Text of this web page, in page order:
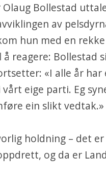
Bollestad
av
hun med en
reagere: Bollestad
«I alle år har
eige parti. Eg
ein slikt vedtak.»
holdning – det
og da er